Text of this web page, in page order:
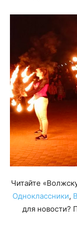
Читайте
Одноклассники,
для новости?